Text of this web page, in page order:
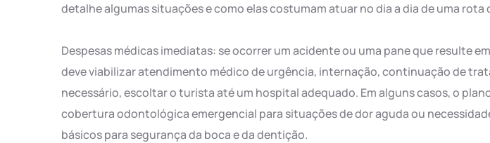
detalhe algumas situações e como elas costumam atuar no dia a dia de uma rota
Despesas médicas imediatas: se ocorrer um acidente ou uma pane que resulte
deve viabilizar atendimento médico de urgência, internação, continuação de
necessário, escoltar o turista até um hospital adequado. Em alguns casos, o
cobertura odontológica emergencial para situações de dor aguda ou
básicos para segurança da boca e da dentição.